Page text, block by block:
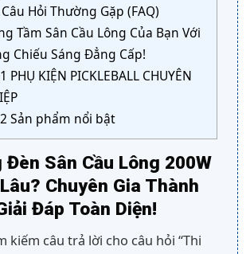
Hỏi Thường Gặp (FAQ)
Tầm Sân Cầu Lông Của Bạn Với
Chiếu Sáng Đẳng Cấp!
PHỤ KIỆN PICKLEBALL CHUYÊN
Sản phẩm nổi bật
Đèn Sân Cầu Lông 200W
Chuyên Gia Thành
Đáp Toàn Diện!
kiếm câu trả lời cho câu hỏi “Thi